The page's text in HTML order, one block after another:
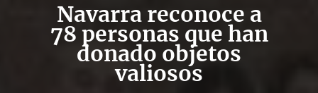
Navarra reconoce a
78 personas que han
donado objetos
valiosos